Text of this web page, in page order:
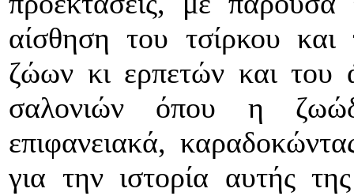
αίσθηση του τσίρκου
ζώων κι ερπετών και του
σαλονιών όπου η
επιφανειακά,
για την ιστορία αυτής